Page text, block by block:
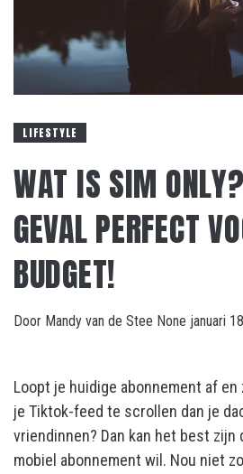
LIFESTYLE
WAT IS SIM
GEVAL PERFECT
BUDGET!
Door Mandy van de Stee None januari
Loopt je huidige abonnement af
je Tiktok-feed te scrollen dan je
vriendinnen? Dan kan het best zijn
mobiel abonnement wil. Nou niet